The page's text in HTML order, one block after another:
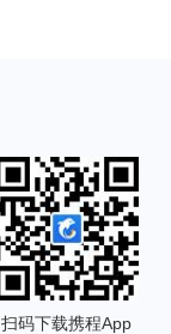
扫码下载携程App